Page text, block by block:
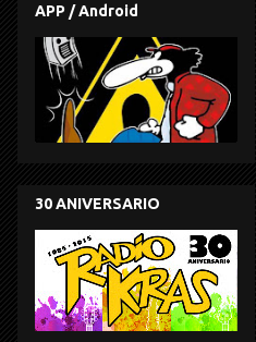
APP / Android
30 ANIVERSARIO